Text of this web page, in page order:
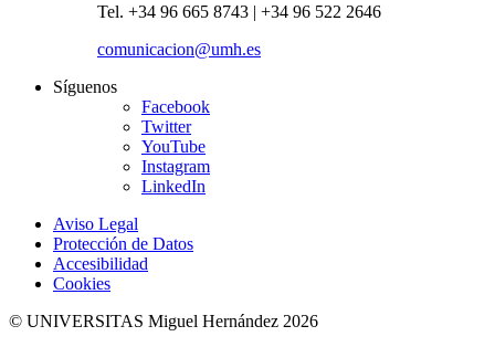
Tel. +34 96 665 8743 | +34 96 522 2646
comunicacion@umh.es
Síguenos
Facebook
Twitter
YouTube
Instagram
LinkedIn
Aviso Legal
Protección de Datos
Accesibilidad
Cookies
© UNIVERSITAS Miguel Hernández 2026